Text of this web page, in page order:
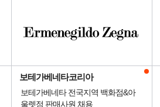
보테가베네타코리아
보테가베네타 전국지역 백화점&아
울렛점 판매사원 채용